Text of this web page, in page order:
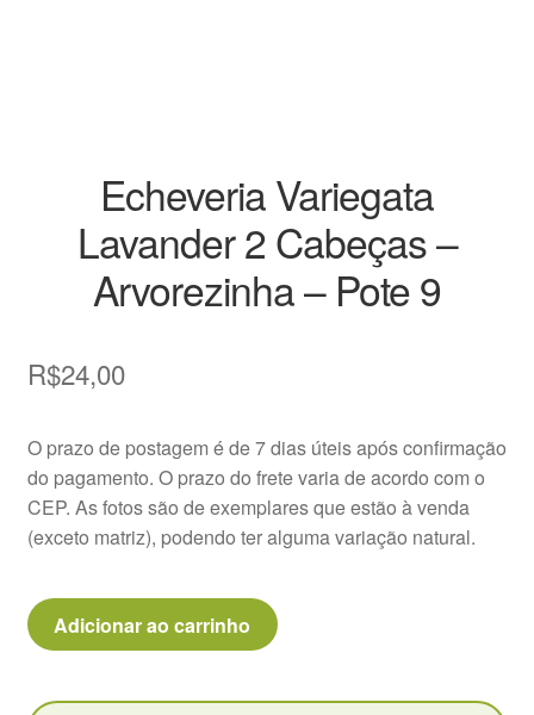
Echeveria Variegata
Lavander 2 Cabeças –
Arvorezinha – Pote 9
R$24,00
O prazo de postagem é de 7 dias úteis após confirmação
do pagamento. O prazo do frete varia de acordo com o
CEP. As fotos são de exemplares que estão à venda
(exceto matriz), podendo ter alguma variação natural.
Echeveria
Variegata
Adicionar ao carrinho